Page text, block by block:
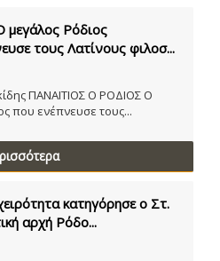
μεγάλος Ρόδιος
τους Λατίνους φιλοσ...
ΠΑΝΑΙΤΙΟΣ Ο ΡΟΔΙΟΣ Ο
που ενέπνευσε τους...
κατηγόρησε ο Στ.
αρχή Ρόδο...